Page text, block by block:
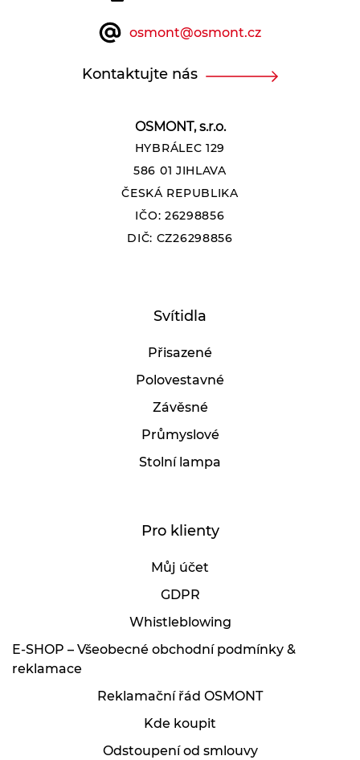
OSMONT, s.r.o.
HYBRÁLEC 129
586 01 JIHLAVA
ČESKÁ REPUBLIKA
IČO: 26298856
DIČ: CZ26298856
Svítidla
Přisazené
Polovestavné
Závěsné
Průmyslové
Stolní lampa
Pro klienty
Můj účet
GDPR
Whistleblowing
E-SHOP – Všeobecné obchodní podmínky &
reklamace
Reklamační řád OSMONT
Kde koupit
Odstoupení od smlouvy
osmont@osmont.cz
Kontaktujte nás